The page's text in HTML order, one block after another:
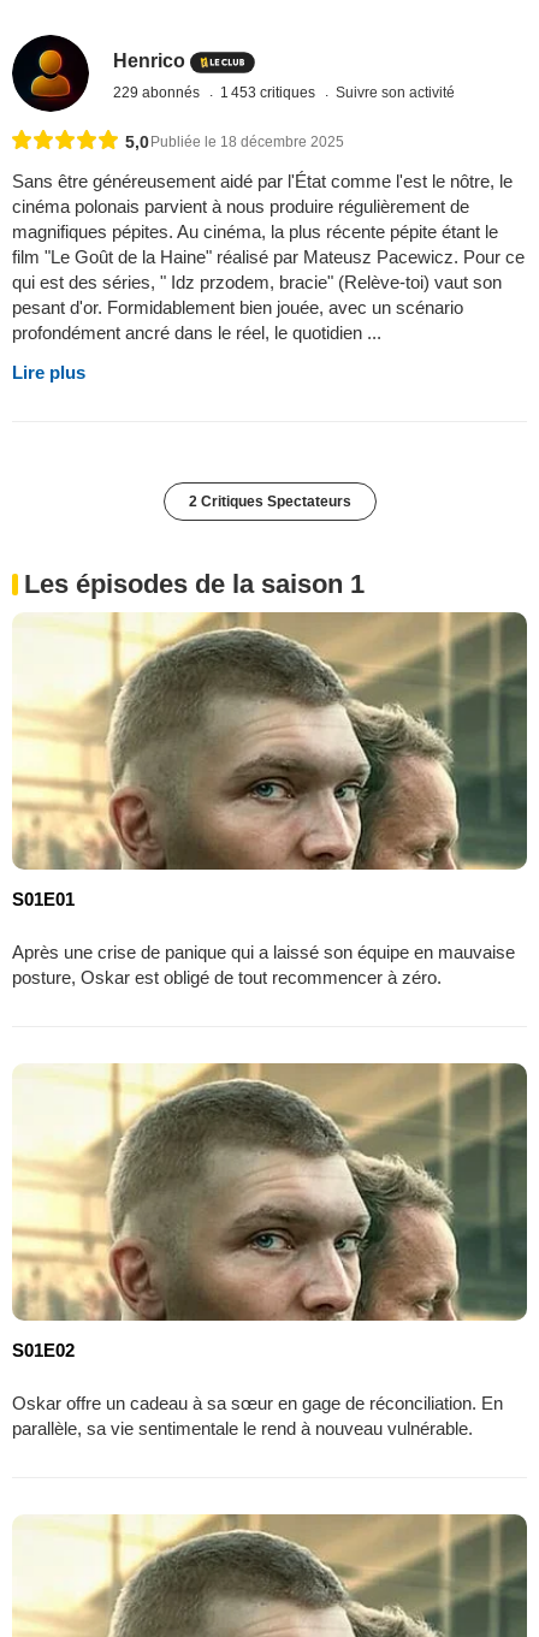
Henrico
229 abonnés 1 453 critiques Suivre son activité
5,0 Publiée le 18 décembre 2025
Sans être généreusement aidé par l'État comme l'est le nôtre, le
cinéma polonais parvient à nous produire régulièrement de
magnifiques pépites. Au cinéma, la plus récente pépite étant le
film "Le Goût de la Haine" réalisé par Mateusz Pacewicz. Pour ce
qui est des séries, " Idz przodem, bracie" (Relève-toi) vaut son
pesant d'or. Formidablement bien jouée, avec un scénario
profondément ancré dans le réel, le quotidien ...
Lire plus
2 Critiques Spectateurs
Les épisodes de la saison 1
S01E01
Après une crise de panique qui a laissé son équipe en mauvaise
posture, Oskar est obligé de tout recommencer à zéro.
S01E02
Oskar offre un cadeau à sa sœur en gage de réconciliation. En
parallèle, sa vie sentimentale le rend à nouveau vulnérable.